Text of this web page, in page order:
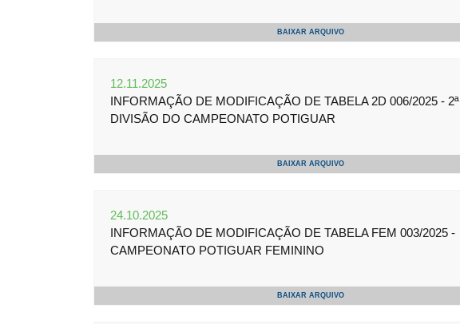
BAIXAR ARQUIVO
12.11.2025
INFORMAÇÃO DE MODIFICAÇÃO DE TABELA 2D 006/2025 - 2ª
DIVISÃO DO CAMPEONATO POTIGUAR
BAIXAR ARQUIVO
24.10.2025
INFORMAÇÃO DE MODIFICAÇÃO DE TABELA FEM 003/2025 -
CAMPEONATO POTIGUAR FEMININO
BAIXAR ARQUIVO